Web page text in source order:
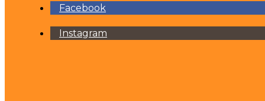
Facebook
Instagram